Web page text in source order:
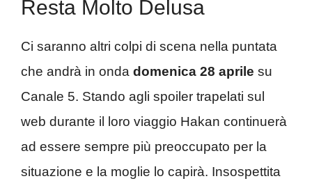
Resta Molto Delusa
Ci saranno altri colpi di scena nella puntata
che andrà in onda domenica 28 aprile su
Canale 5. Stando agli spoiler trapelati sul
web durante il loro viaggio Hakan continuerà
ad essere sempre più preoccupato per la
situazione e la moglie lo capirà. Insospettita